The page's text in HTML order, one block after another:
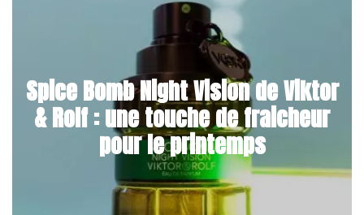
Spice Bomb Night Vision de Viktor
& Rolf : une touche de fraicheur
pour le printemps